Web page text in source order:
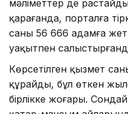
мәліметтер де
қарағанда, порталға
саны 56 666 адамға
уақытпен
Көрсетілген қызмет
құрайды, бұл өткен
бірлікке жоғары.